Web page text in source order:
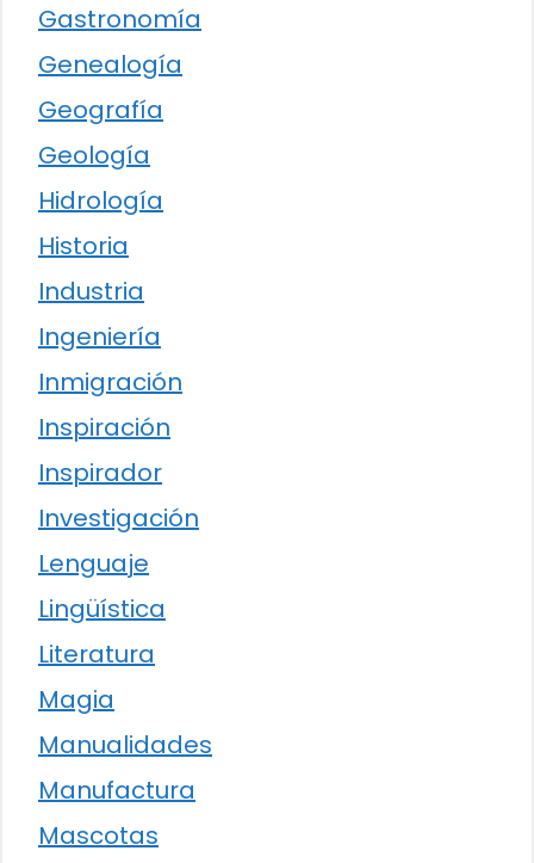
Gastronomía
Genealogía
Geografía
Geología
Hidrología
Historia
Industria
Ingeniería
Inmigración
Inspiración
Inspirador
Investigación
Lenguaje
Lingüística
Literatura
Magia
Manualidades
Manufactura
Mascotas